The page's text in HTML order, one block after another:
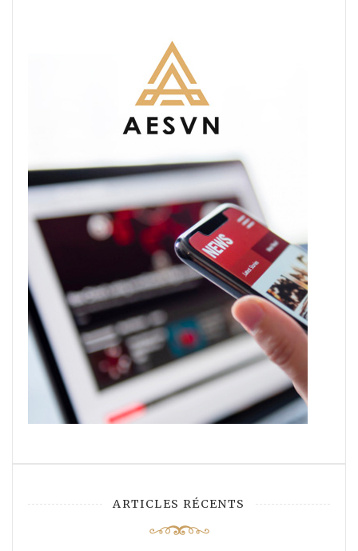
ARTICLES RÉCENTS